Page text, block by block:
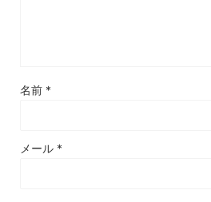
名前 *
メール *